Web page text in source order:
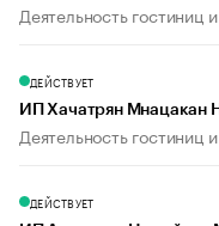
Деятельность гостиниц
ДЕЙСТВУЕТ
ИП Хачатрян Мнацакан
Деятельность гостиниц
ДЕЙСТВУЕТ